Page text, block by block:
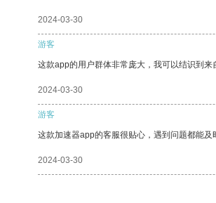
2024-03-30
游客
这款app的用户群体非常庞大，我可以结识到来
2024-03-30
游客
这款加速器app的客服很贴心，遇到问题都能及
2024-03-30